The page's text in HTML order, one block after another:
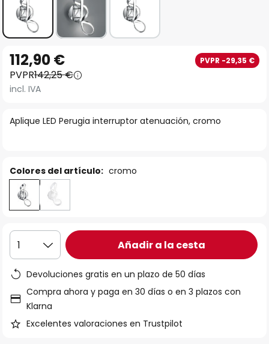
comienzo
de
galería
Aplique LED Perugia interruptor atenuación, cromo
112,90 € PVPR -29,35 €
PVPR142,25 €
incl. IVA
Colores del artículo: cromo
1 Añadir a la cesta
Devoluciones gratis en un plazo de 50 días
Compra ahora y paga en 30 días o en 3 plazos con
Klarna
Excelentes valoraciones en Trustpilot